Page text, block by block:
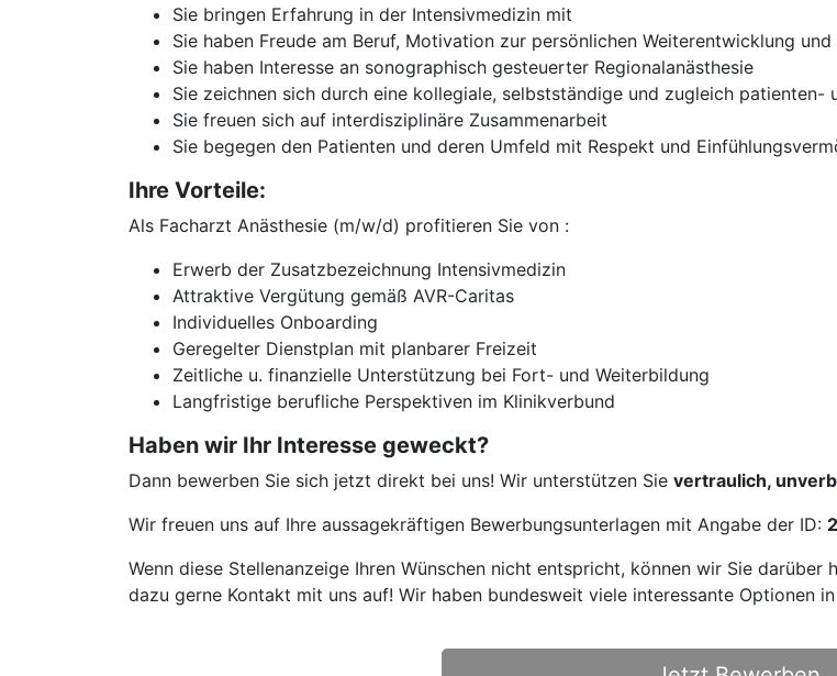
Sie bringen Erfahrung in der Intensivmedizin mit
Sie haben Freude am Beruf, Motivation zur persönlichen Weiterentwicklung
Sie haben Interesse an sonographisch gesteuerter Regionalanästhesie
Sie zeichnen sich durch eine kollegiale, selbstständige und zugleich
Sie freuen sich auf interdisziplinäre Zusammenarbeit
Sie begegen den Patienten und deren Umfeld mit Respekt und
Ihre Vorteile:
Als Facharzt Anästhesie (m/w/d) profitieren Sie von :
Erwerb der Zusatzbezeichnung Intensivmedizin
Attraktive Vergütung gemäß AVR-Caritas
Individuelles Onboarding
Geregelter Dienstplan mit planbarer Freizeit
Zeitliche u. finanzielle Unterstützung bei Fort- und Weiterbildung
Langfristige berufliche Perspektiven im Klinikverbund
Haben wir Ihr Interesse geweckt?
Dann bewerben Sie sich jetzt direkt bei uns! Wir unterstützen Sie vertraulich,
Wir freuen uns auf Ihre aussagekräftigen Bewerbungsunterlagen mit Angabe der ID:
Wenn diese Stellenanzeige Ihren Wünschen nicht entspricht, können wir Sie
dazu gerne Kontakt mit uns auf! Wir haben bundesweit viele interessante Optionen